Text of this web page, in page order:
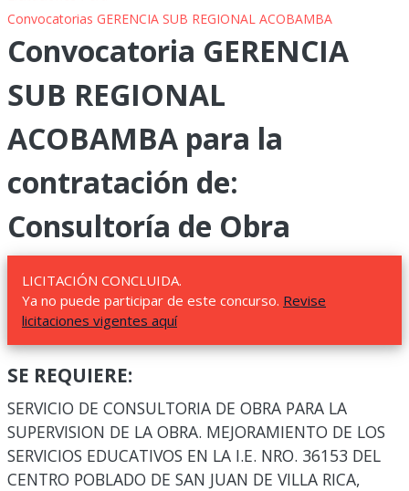
Convocatorias GERENCIA SUB REGIONAL ACOBAMBA
Convocatoria GERENCIA
SUB REGIONAL
ACOBAMBA para la
contratación de:
Consultoría de Obra
LICITACIÓN CONCLUIDA.
Ya no puede participar de este concurso. Revise
licitaciones vigentes aquí
SE REQUIERE:
SERVICIO DE CONSULTORIA DE OBRA PARA LA
SUPERVISION DE LA OBRA. MEJORAMIENTO DE LOS
SERVICIOS EDUCATIVOS EN LA I.E. NRO. 36153 DEL
CENTRO POBLADO DE SAN JUAN DE VILLA RICA,